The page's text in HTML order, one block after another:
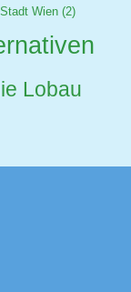
Wien (2)
Lobau